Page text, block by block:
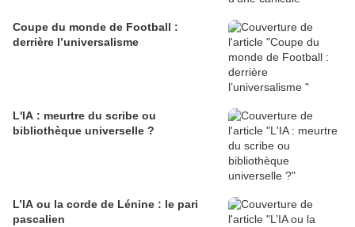
Coupe du monde de Football :
derrière l’universalisme
L'IA : meurtre du scribe ou
bibliothèque universelle ?
L’IA ou la corde de Lénine : le pari
pascalien